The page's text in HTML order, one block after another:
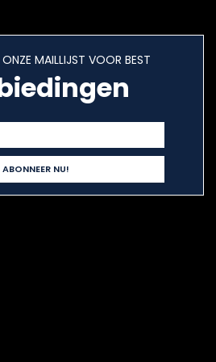
MAILLIJST VOOR BEST